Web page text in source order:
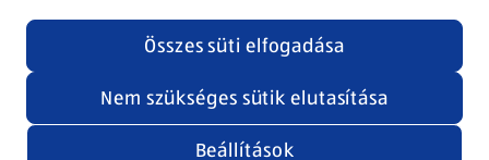
Adatvédelem és szabályzat
Cookie beállítások módosítása
Felhasználási feltételek
Adatvédelem / Impresszum
Security policy
(új oldalon nyílik meg)
Beállítások
Nem szükséges sütik elutasítása
Összes süti elfogadása